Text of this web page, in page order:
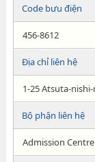
Code bưu điện
456-8612
Địa chỉ liên hệ
1-25 Atsuta-
Bộ phận liên hệ
Admission Centre